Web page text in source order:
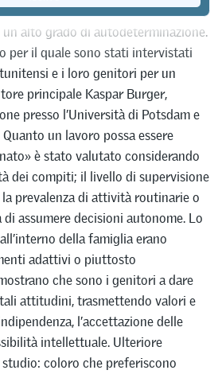
di solito in seguito intraprendono
alto grado di autodeterminazione.
per il quale sono stati intervistati
e i loro genitori per un
principale Kaspar Burger,
presso l’Università di Potsdam e
un lavoro possa essere
è stato valutato considerando
dei compiti; il livello di supervisione
prevalenza di attività routinarie o
assumere decisioni autonome. Lo
della famiglia erano
adattivi o piuttosto
che sono i genitori a dare
tali attitudini, trasmettendo valori e
l’accettazione delle
intellettuale. Ulteriore
coloro che preferiscono